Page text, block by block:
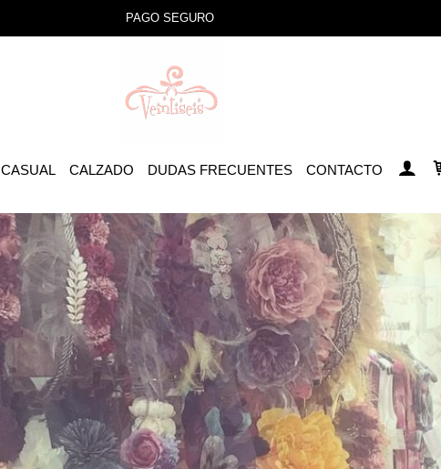
PAGO SEGURO
CASUAL CALZADO DUDAS FRECUENTES CONTACTO